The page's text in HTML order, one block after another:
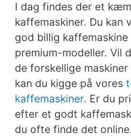
I dag findes der et
kaffemaskiner. Du kan
god billig
premium-modeller. Vil
de forskellige
kan du kigge på vores
kaffemaskiner. Er du
efter et godt
du ofte finde det online.